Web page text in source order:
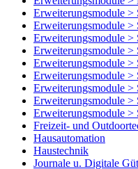
Erweiterungsmodule >
Erweiterungsmodule >
Erweiterungsmodule >
Erweiterungsmodule >
Erweiterungsmodule
Erweiterungsmodule >
Erweiterungsmodule >
Erweiterungsmodule >
Erweiterungsmodule >
Freizeit- und
Hausautomation
Haustechnik
Journale u. Digitale